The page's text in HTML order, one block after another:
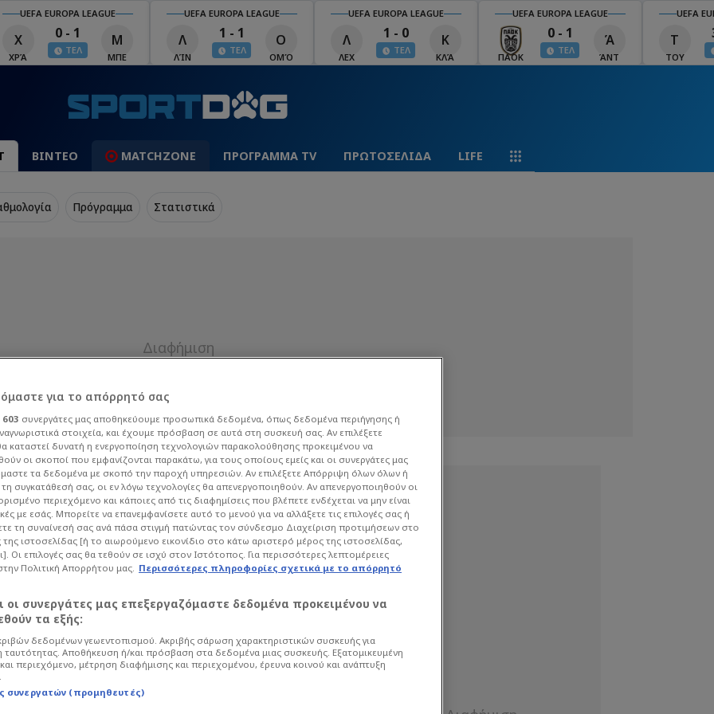
UEFA EUROPA LEAGUE
Χ
ΧΡΆ
0 - 1
ΤΕΛ
Μ
ΜΠΕ
UEFA EUROPA LEAGUE
Λ
ΛΊΝ
1 - 1
ΤΕΛ
Ο
ΟΜΌ
UEFA EUROPA LEAGUE
Λ
ΛΕΧ
1 - 0
ΤΕΛ
Κ
ΚΛΆ
UEFA EUROPA LEAGUE
ΠΑΟΚ
0 - 1
ΤΕΛ
Ά
ΆΝΤ
UEFA
Τ
ΤΟΥ
ΒΙΝΤΕΟ MATCHZONE ΠΡΟΓΡΑΜΜΑ TV ΠΡΩΤΟΣΕΛΙΔΑ LIFE
Πρόγραμμα Στατιστικά
- Έτσι
από τη
την ήττα των “πράσινων”, που τους
για το απόρρητό σας
603 συνεργάτες μας αποθηκεύουμε προσωπικά δεδομένα, όπως δεδομένα περιήγησης ή
στοιχεία, και έχουμε πρόσβαση σε αυτά στη συσκευή σας. Αν επιλέξετε
καταστεί δυνατή η ενεργοποίηση τεχνολογιών παρακολούθησης προκειμένου να
οι σκοποί που εμφανίζονται παρακάτω, για τους οποίους εμείς και οι συνεργάτες μας
τα δεδομένα με σκοπό την παροχή υπηρεσιών. Αν επιλέξετε Απόρριψη όλων όλων ή
συγκατάθεσή σας, οι εν λόγω τεχνολογίες θα απενεργοποιηθούν. Αν απενεργοποιηθούν οι
περιεχόμενο και κάποιες από τις διαφημίσεις που βλέπετε ενδέχεται να μην είναι
με εσάς. Μπορείτε να επανεμφανίσετε αυτό το μενού για να αλλάξετε τις επιλογές σας ή
τη συναίνεσή σας ανά πάσα στιγμή πατώντας τον σύνδεσμο Διαχείριση προτιμήσεων στο
ιστοσελίδας [ή το αιωρούμενο εικονίδιο στο κάτω αριστερό μέρος της ιστοσελίδας,
Οι επιλογές σας θα τεθούν σε ισχύ στον Ιστότοπος. Για περισσότερες λεπτομέρειες
Πολιτική Απορρήτου μας. Περισσότερες πληροφορίες σχετικά με το απόρρητό
οι συνεργάτες μας επεξεργαζόμαστε δεδομένα προκειμένου να
τα εξής:
δεδομένων γεωεντοπισμού. Ακριβής σάρωση χαρακτηριστικών συσκευής για
ταυτότητας. Αποθήκευση ή/και πρόσβαση στα δεδομένα μιας συσκευής. Εξατομικευμένη
περιεχόμενο, μέτρηση διαφήμισης και περιεχομένου, έρευνα κοινού και ανάπτυξη
συνεργατών (προμηθευτές)